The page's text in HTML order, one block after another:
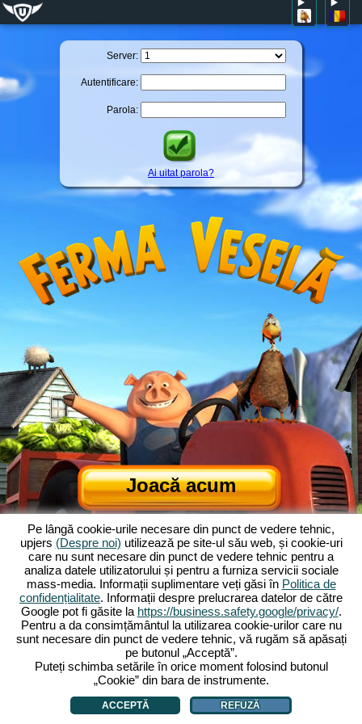
Server:
Autentificare:
Parola:
Ai uitat parola?
Joacă acum
Despre Ferma Veselă|Povestea din spatele jocului de browser|
Caracteristicile|TCG|Contact/Credite|Declarația de confidențialitate|
|My Free Farm 2 App|Google Play
Jocuri de browser - Upjers.com|Gestionarea cookie-urilor
Pe lângă cookie-urile necesare din punct de vedere tehnic,
upjers (Despre noi) utilizează pe site-ul său web, și cookie-uri
care nu sunt necesare din punct de vedere tehnic pentru a
analiza datele utilizatorului și pentru a furniza servicii sociale
mass-media. Informații suplimentare veți găsi în Politica de
confidențialitate. Informații despre prelucrarea datelor de către
Google pot fi găsite la https://business.safety.google/privacy/.
Pentru a da consimțământul la utilizarea cookie-urilor care nu
sunt necesare din punct de vedere tehnic, vă rugăm să apăsați
pe butonul „Acceptă”.
Puteți schimba setările în orice moment folosind butonul
„Cookie” din bara de instrumente.
ACCEPTĂ REFUZĂ